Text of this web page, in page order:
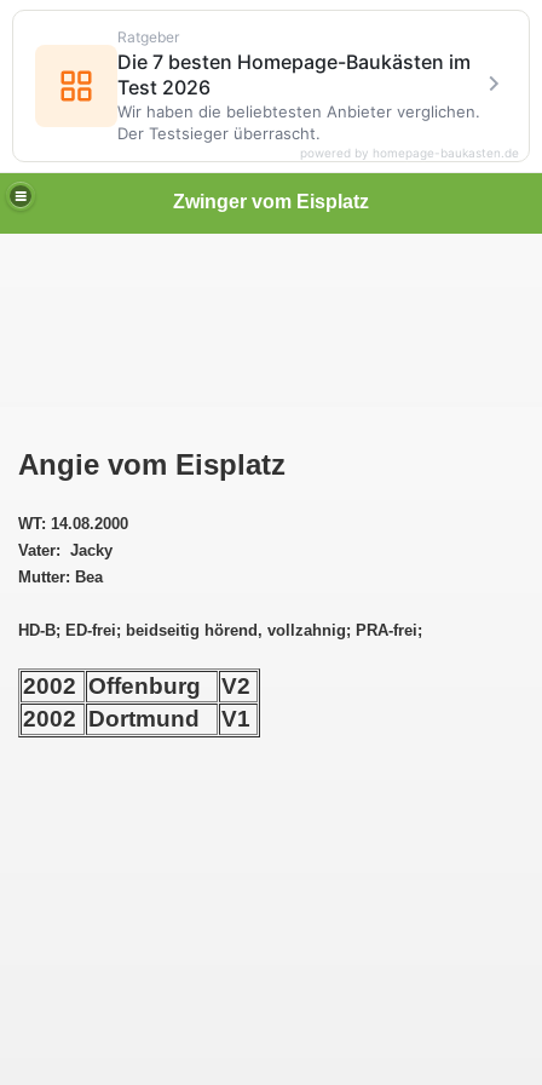
Zwinger vom Eisplatz
Angie vom Eisplatz
WT: 14.08.2000
Vater: Jacky
Mutter: Bea
HD-B; ED-frei; beidseitig hörend, vollzahnig; PRA-frei;
2002 Offenburg
V2
2002 Dortmund V1
Ratgeber
Die 7 besten Homepage-Baukästen im
Test 2026
Wir haben die beliebtesten Anbieter verglichen.
Der Testsieger überrascht.
powered by homepage-baukasten.de